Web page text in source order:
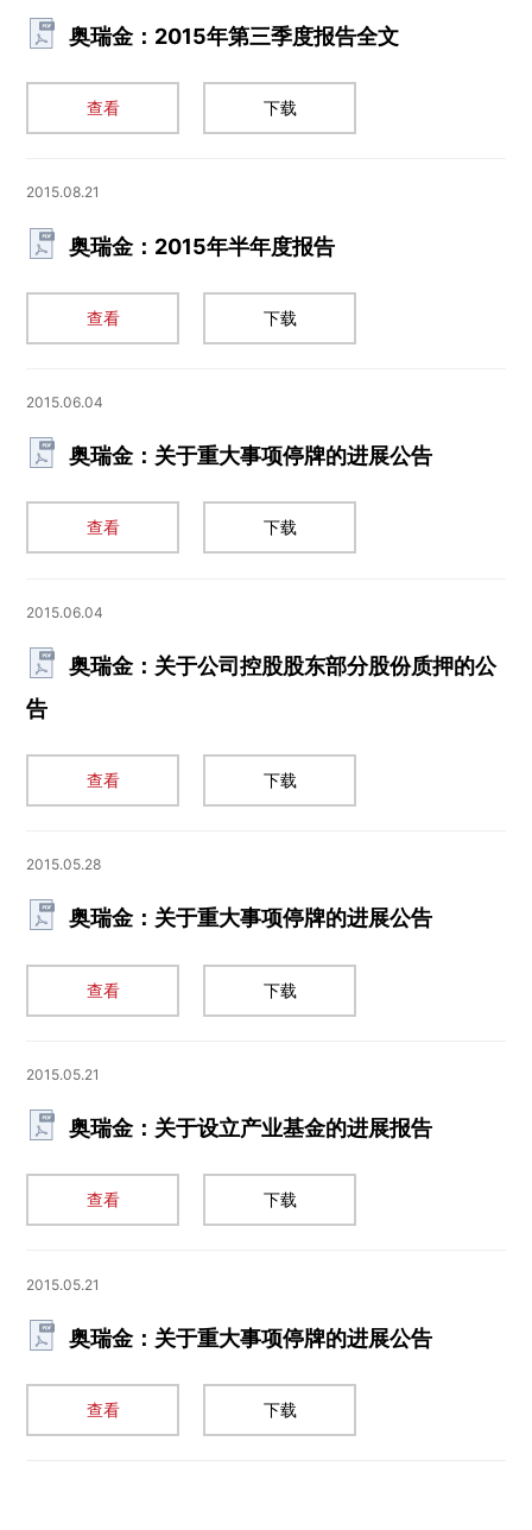
奥瑞金：2015年第三季度报告全文
查看 下载
2015.08.21
奥瑞金：2015年半年度报告
查看 下载
2015.06.04
奥瑞金：关于重大事项停牌的进展公告
查看 下载
2015.06.04
奥瑞金：关于公司控股股东部分股份质押的公
告
查看 下载
2015.05.28
奥瑞金：关于重大事项停牌的进展公告
查看 下载
2015.05.21
奥瑞金：关于设立产业基金的进展报告
查看 下载
2015.05.21
奥瑞金：关于重大事项停牌的进展公告
查看 下载